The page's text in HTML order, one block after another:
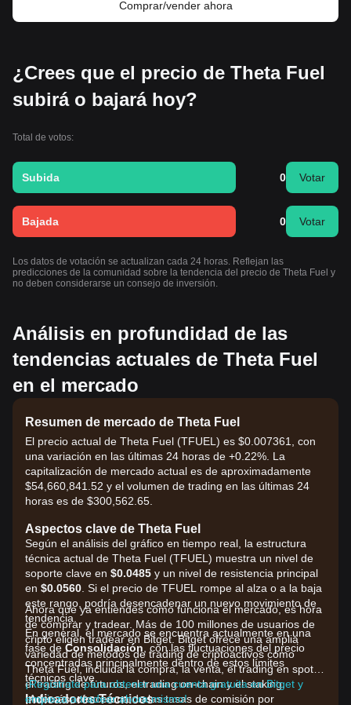
Comprar/vender ahora
¿Crees que el precio de Theta Fuel
subirá o bajará hoy?
Total de votos:
Subida 0 Votar
Bajada 0 Votar
Los datos de votación se actualizan cada 24 horas. Reflejan las
predicciones de la comunidad sobre la tendencia del precio de Theta Fuel y
no deben considerarse un consejo de inversión.
Análisis en profundidad de las
tendencias actuales de Theta Fuel
en el mercado
Resumen de mercado de Theta Fuel
El precio actual de Theta Fuel (TFUEL) es $0.007361, con
una variación en las últimas 24 horas de +0.22%. La
capitalización de mercado actual es de aproximadamente
$54,660,841.52 y el volumen de trading en las últimas 24
horas es de $300,562.65.
Aspectos clave de Theta Fuel
Según el análisis del gráfico en tiempo real, la estructura
técnica actual de Theta Fuel (TFUEL) muestra un nivel de
soporte clave en $0.0485 y un nivel de resistencia principal
en $0.0560 . Si el precio de TFUEL rompe al alza o a la baja
este rango, podría desencadenar un nuevo movimiento de
tendencia.
En general, el mercado se encuentra actualmente en una
fase de Consolidación , con las fluctuaciones del precio
concentradas principalmente dentro de estos límites
técnicos clave.
Indicadores Técnicos
Ahora que ya entiendes cómo funciona el mercado, es hora
de comprar y tradear. Más de 100 millones de usuarios de
cripto eligen tradear en Bitget. Bitget ofrece una amplia
variedad de métodos de trading de criptoactivos como
Theta Fuel, incluida la compra, la venta, el trading en spot,
el trading de futuros, el trading on-chain y el staking.
¡Además, ofrece una de las tasas de comisión por
¡Regístrate para obtener una cuenta gratuita en Bitget y
empieza a tradear ahora mismo!